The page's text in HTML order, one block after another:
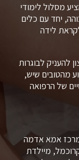
מסלול לימודי
יחד עם כלים
לקראת לידה
להעניק לבוגרות
מהטובים שיש,
של הרפואה
אמא אדמה
מיילדת